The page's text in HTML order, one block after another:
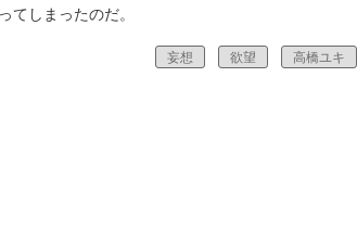
てしまったのだ。
妄想 欲望 高橋ユキ